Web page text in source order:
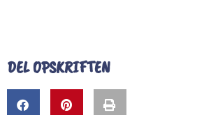
DEL OPSKRIFTEN